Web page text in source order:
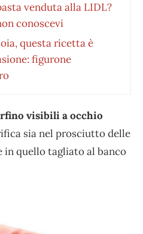
venduta alla LIDL?
conoscevi
questa ricetta è
figurone
visibili a occhio
sia nel prosciutto delle
in quello tagliato al banco